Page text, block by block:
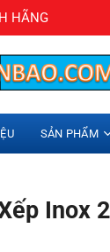
HÃNG
SẢN PHẨM
Inox